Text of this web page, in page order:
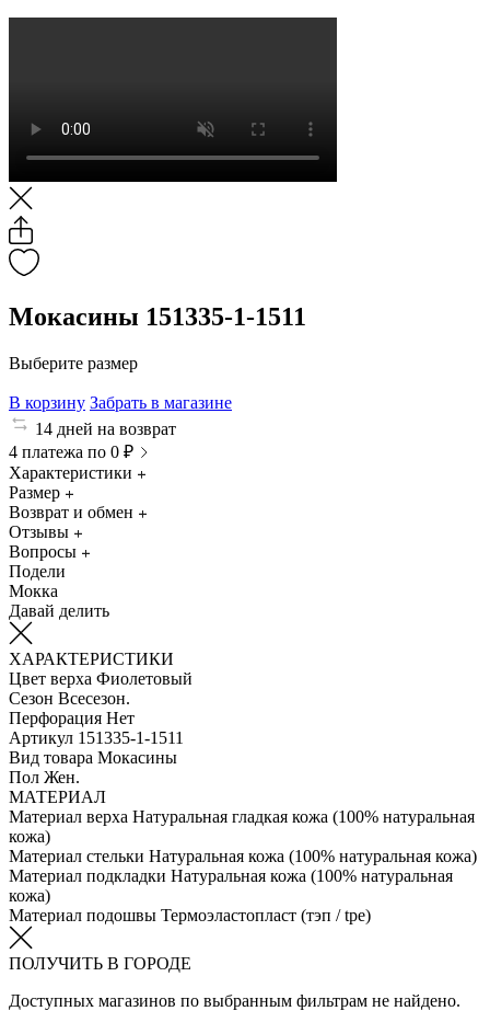
Мокасины 151335-1-1511
Выберите размер
В корзину Забрать в магазине
14 дней на возврат
4 платежа по 0 ₽
Характеристики
Размер
Возврат и обмен
Отзывы
Вопросы
Подели
Мокка
Давай делить
ХАРАКТЕРИСТИКИ
Цвет верха Фиолетовый
Сезон Всесезон.
Перфорация Нет
Артикул 151335-1-1511
Вид товара Мокасины
Пол Жен.
МАТЕРИАЛ
Материал верха Натуральная гладкая кожа (100% натуральная
кожа)
Материал стельки Натуральная кожа (100% натуральная кожа)
Материал подкладки Натуральная кожа (100% натуральная
кожа)
Материал подошвы Термоэластопласт (тэп / tpe)
ПОЛУЧИТЬ В ГОРОДЕ
Доступных магазинов по выбранным фильтрам не найдено.